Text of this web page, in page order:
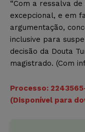
“Com a ressalva
excepcional, e em
argumentação,
inclusive para
decisão da Douta
magistrado. (Com
Processo:
(Disponível para